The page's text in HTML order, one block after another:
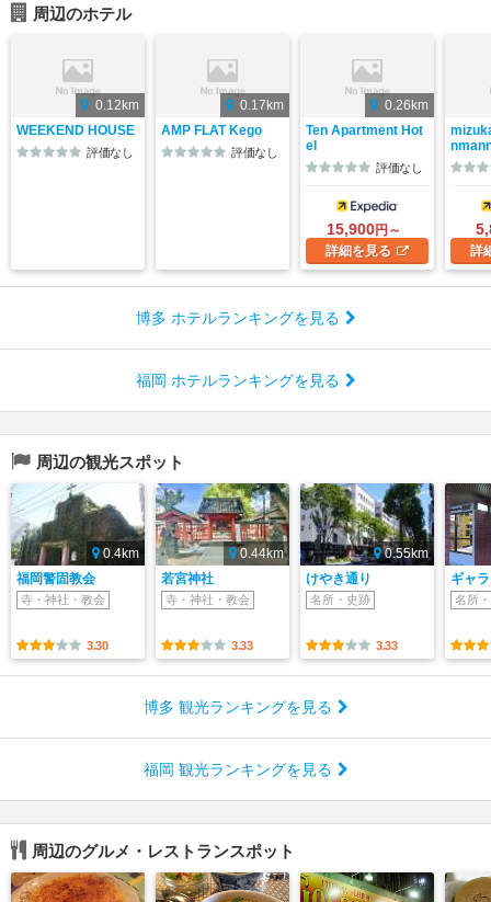
周辺のホテル
0.12km
WEEKEND HOUSE
評価なし
0.17km
AMP FLAT Kego
評価なし
0.26km
Ten Apartment Hot
el
評価なし
15,900円～
詳細を見る 詳
博多 ホテルランキングを見る
福岡 ホテルランキングを見る
周辺の観光スポット
0.4km
福岡警固教会
寺・神社・教会
3.30
0.44km
若宮神社
寺・神社・教会
3.33
0.55km
けやき通り
名所・史跡
3.33
ギャ
名所
博多 観光ランキングを見る
福岡 観光ランキングを見る
周辺のグルメ・レストランスポット